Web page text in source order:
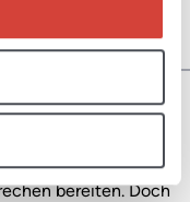
die Ausbezahlung
bereiten. Doch